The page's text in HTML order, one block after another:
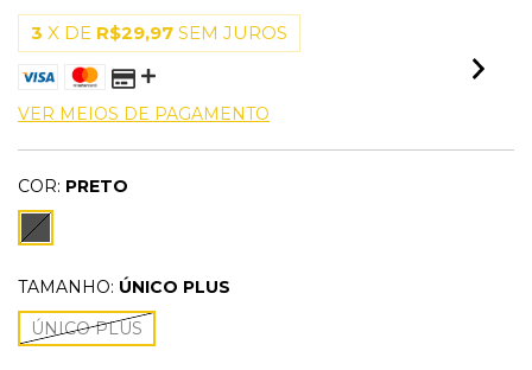
3 X DE R$29,97 SEM JUROS
VER MEIOS DE PAGAMENTO
COR: PRETO
TAMANHO: ÚNICO PLUS
ÚNICO PLUS